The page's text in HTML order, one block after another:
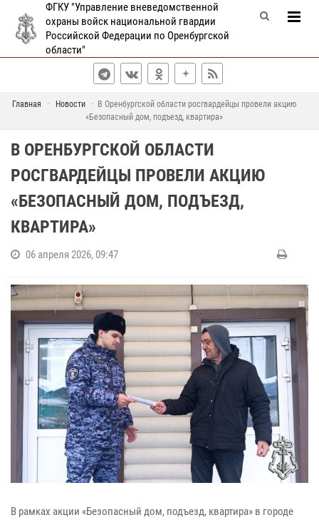
ФГКУ "Управление вневедомственной
охраны войск национальной гвардии
Российской Федерации по Оренбургской
области"
Главная Новости
В Оренбургской области росгвардейцы провели акцию
«Безопасный дом, подъезд, квартира»
В ОРЕНБУРГСКОЙ ОБЛАСТИ
РОСГВАРДЕЙЦЫ ПРОВЕЛИ АКЦИЮ
«БЕЗОПАСНЫЙ ДОМ, ПОДЪЕЗД,
КВАРТИРА»
06 апреля 2026, 09:47
В рамках акции «Безопасный дом, подъезд, квартира» в городе